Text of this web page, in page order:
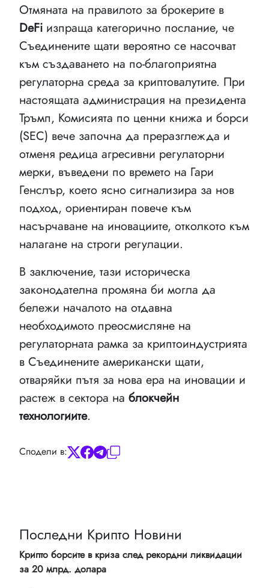
Отмяната на правилото за брокерите в
DeFi изпраща категорично послание, че
Съединените щати вероятно се насочват
към създаването на по-благоприятна
регулаторна среда за криптовалутите. При
настоящата администрация на президента
Тръмп, Комисията по ценни книжа и борси
(SEC) вече започна да преразглежда и
отменя редица агресивни регулаторни
мерки, въведени по времето на Гари
Генслър, което ясно сигнализира за нов
подход, ориентиран повече към
насърчаване на иновациите, отколкото към
налагане на строги регулации.
В заключение, тази историческа
законодателна промяна би могла да
бележи началото на отдавна
необходимото преосмисляне на
регулаторната рамка за криптоиндустрията
в Съединените американски щати,
отваряйки пътя за нова ера на иновации и
растеж в сектора на блокчейн
технологиите.
Сподели в:
Последни Крипто Новини
Крипто борсите в криза след рекордни ликвидации
за 20 млрд. долара